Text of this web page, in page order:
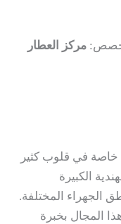
مركز العطار
خاصة في قلوب كثير
الكبيرة
الجهراء المختلفة.
المجال بخبرة